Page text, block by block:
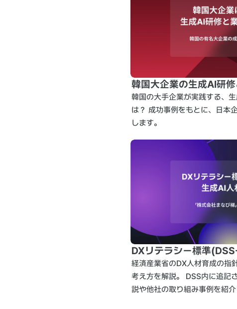
韓国大企業の生成AI研
韓国の大手企業が実践する、
は？ 成功事例をもとに、日本
します。
DXリテラシー標準
経済産業省のDX人材育成の指
考え方を解説。 DSS内に追記
説や他社の取り組み事例を紹介